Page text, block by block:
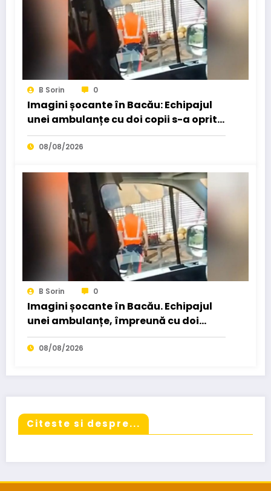
B Sorin 0
Imagini șocante în Bacău: Echipajul
unei ambulanțe cu doi copii s-a oprit
pe marginea drumului…
08/08/2026
B Sorin 0
Imagini șocante în Bacău. Echipajul
unei ambulanțe, împreună cu doi
copii, s-a oprit pe marginea
drumului…
08/08/2026
Citeste si despre...